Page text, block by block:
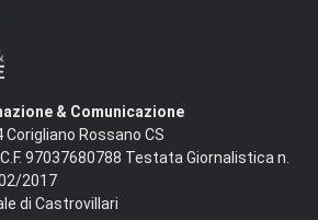
& Comunicazione
Corigliano Rossano CS
97037680788 Testata Giornalistica n.
02/2017
di Castrovillari